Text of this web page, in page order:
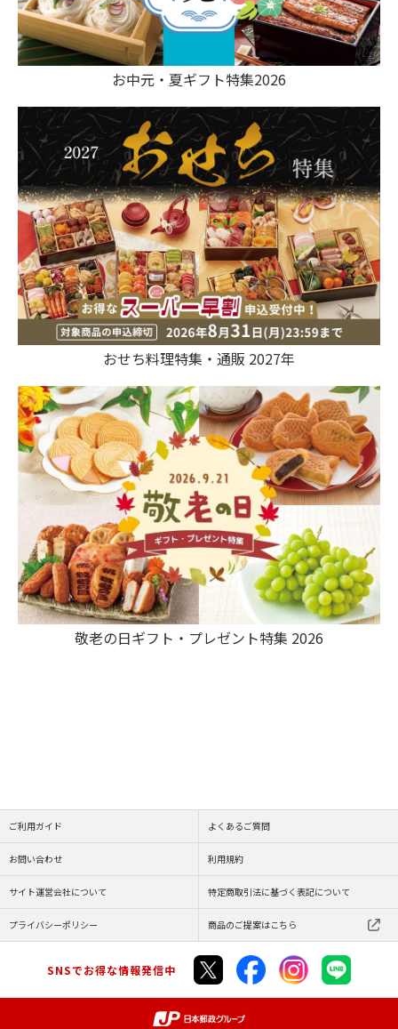
お中元・夏ギフト特集2026
おせち料理特集・通販 2027年
敬老の日ギフト・プレゼント特集 2026
ご利用ガイド よくあるご質問
お問い合わせ 利用規約
サイト運営会社について 特定商取引法に基づく表記について
プライバシーポリシー 商品のご提案はこちら
SNSでお得な情報発信中